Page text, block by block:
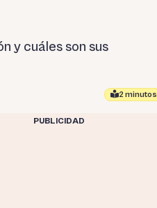
y cuáles son sus
2 minutos
PUBLICIDAD